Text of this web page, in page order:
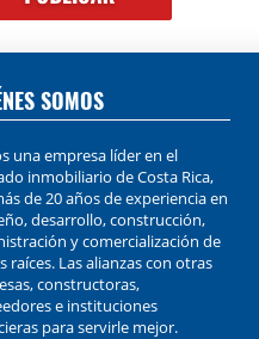
SOMOS
una empresa líder en el
inmobiliario de Costa Rica,
de 20 años de experiencia en
desarrollo, construcción,
y comercialización de
raíces. Las alianzas con otras
constructoras,
e instituciones
para servirle mejor.